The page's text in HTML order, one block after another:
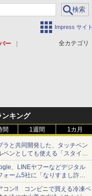
Impress サイト
全カテゴリ
ー
ンキング
間 1週間 1カ月
ラと共同開発した、タッチペン
ペンとしても使える「スタイラ
発売 iPadにも紙にも、持ち替
る 、LINEヤフーなどデジタル
ォーム5社に「なりすまし詐欺
を要請 著名人の写真や映像を
などへの対策として
コン!! コンビニで買える冷凍ペ